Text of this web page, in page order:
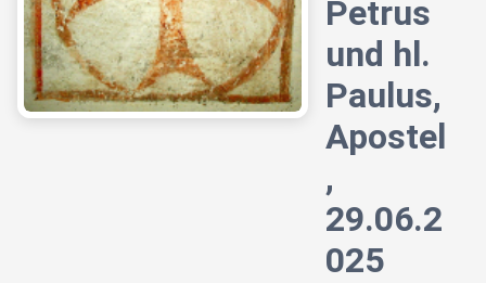
Petrus
und hl.
Paulus,
Apostel
,
29.06.2
025